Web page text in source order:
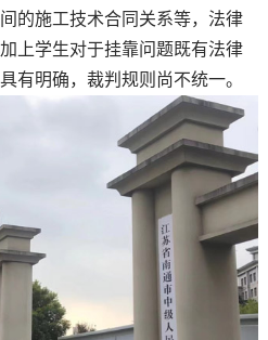
的施工技术合同关系等，法律
上学生对于挂靠问题既有法律
有明确，裁判规则尚不统一。